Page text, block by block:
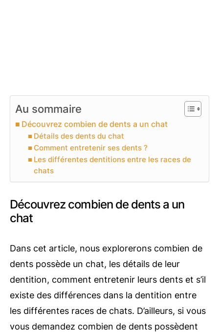
Au sommaire
Découvrez combien de dents a un chat
Détails des dents du chat
Comment entretenir ses dents ?
Les différentes dentitions entre les races de
chats
Découvrez combien de dents a un
chat
Dans cet article, nous explorerons combien de
dents possède un chat, les détails de leur
dentition, comment entretenir leurs dents et s’il
existe des différences dans la dentition entre
les différentes races de chats. D’ailleurs, si vous
vous demandez combien de dents possèdent